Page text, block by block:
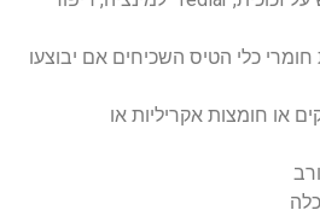
כלי הטיס השכיחים אם יבוצעו
או חומצות אקריליות או